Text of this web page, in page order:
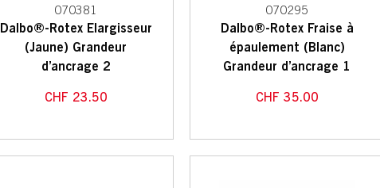
070381
Dalbo®-Rotex Elargisseur
(Jaune) Grandeur
d’ancrage 2
CHF 23.50
070295
Dalbo®-Rotex Fraise à
épaulement (Blanc)
Grandeur d’ancrage 1
CHF 35.00